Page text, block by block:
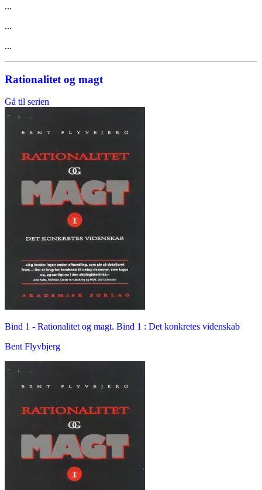
...
...
...
Rationalitet og magt
Gå til serien
Bind 1 - Rationalitet og magt. Bind 1 : Det konkretes videnskab
Bent Flyvbjerg